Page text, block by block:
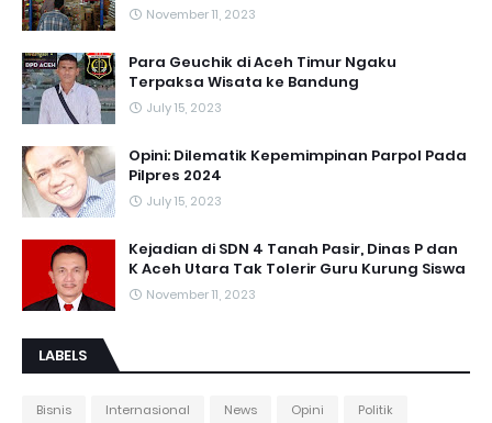
November 11, 2023
Para Geuchik di Aceh Timur Ngaku
Terpaksa Wisata ke Bandung
July 15, 2023
Opini: Dilematik Kepemimpinan Parpol Pada
Pilpres 2024
July 15, 2023
Kejadian di SDN 4 Tanah Pasir, Dinas P dan
K Aceh Utara Tak Tolerir Guru Kurung Siswa
November 11, 2023
LABELS
Bisnis Internasional News Opini
Politik